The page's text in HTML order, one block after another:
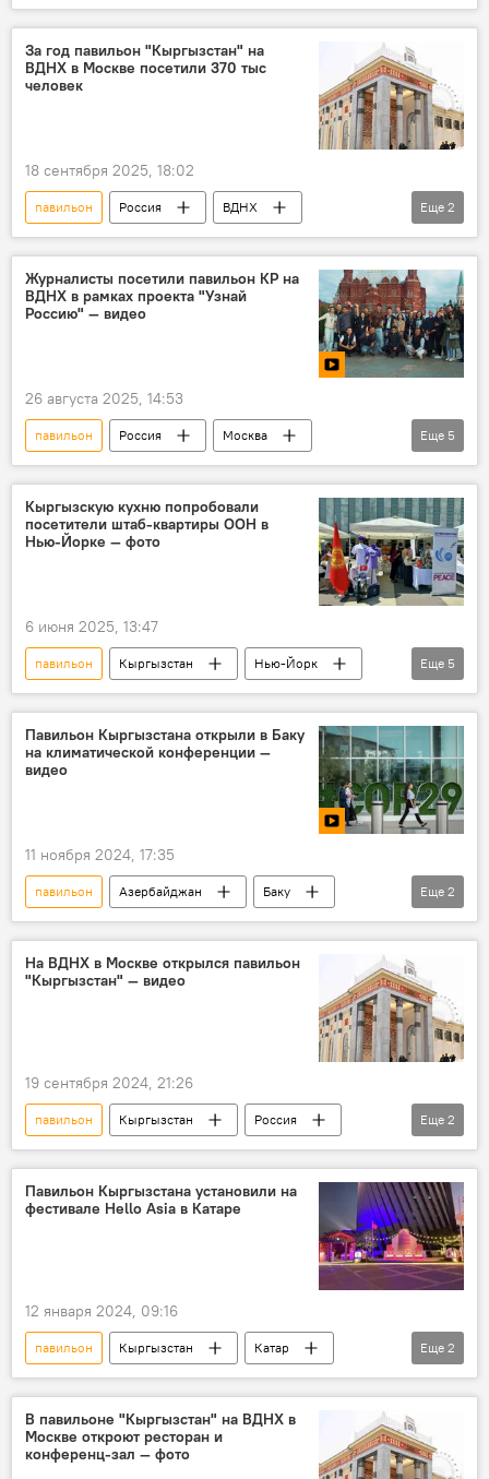
мэрия
Мэрия города Бишкек
За год павильон "Кыргызстан" на
ВДНХ в Москве посетили 370 тыс
человек
18 сентября 2025, 18:02
павильон Россия
ВДНХ
Кыргызстан
реставрация
Еще 2
Журналисты посетили павильон КР на
ВДНХ в рамках проекта "Узнай
Россию" — видео
26 августа 2025, 14:53
павильон Россия
Москва
журналисты
ВДНХ
кыргызстанцы
видео
Еще 5
Кыргызскую кухню попробовали
посетители штаб-квартиры ООН в
Нью-Йорке — фото
6 июня 2025, 13:47
павильон Кыргызстан
Нью-Йорк
ООН
МИД
национальная кухня
Еще 5
Павильон Кыргызстана открыли в Баку
на климатической конференции —
видео
11 ноября 2024, 17:35
павильон Азербайджан
Баку
Кыргызстан
конференция
Еще 2
На ВДНХ в Москве открылся павильон
"Кыргызстан" — видео
19 сентября 2024, 21:26
павильон Кыргызстан
Россия
ВДНХ
видео
Еще 2
Павильон Кыргызстана установили на
фестивале Hello Asia в Катаре
12 января 2024, 09:16
павильон Кыргызстан
Катар
фестиваль
Кубок Азии
Еще 2
В павильоне "Кыргызстан" на ВДНХ в
Москве откроют ресторан и
конференц-зал — фото